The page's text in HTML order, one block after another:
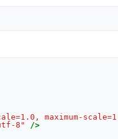
maximum-
8"
/>